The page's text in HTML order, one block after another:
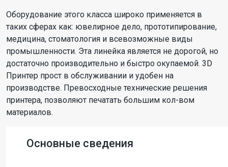
Оборудование этого класса широко применяется в
таких сферах как: ювелирное дело, прототипирование,
медицина, стоматология и всевозможные виды
промышленности. Эта линейка является не дорогой, но
достаточно производительно и быстро окупаемой. 3D
Принтер прост в обслуживании и удобен на
производстве. Превосходные технические решения
принтера, позволяют печатать большим кол-вом
материалов.
Основные сведения